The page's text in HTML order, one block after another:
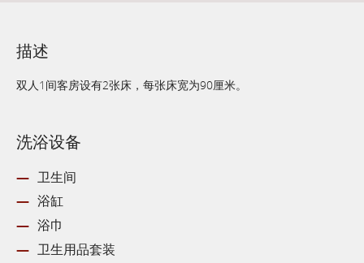
描述
双人1间客房设有2张床，每张床宽为90厘米。
洗浴设备
卫生间
浴缸
浴巾
卫生用品套装